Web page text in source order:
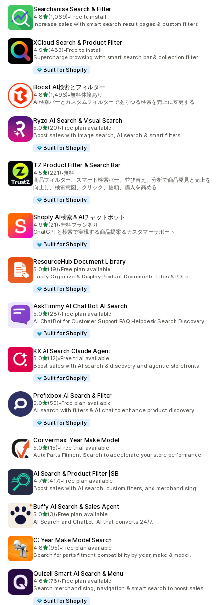
Searchanise Search & Filter
4.85つ星中
(1,069)
合計レビュー数：1069件
•Free to install
Increase sales with smart search result pages & custom filters
XCloud Search & Product Filter
4.95つ星中
(483)
合計レビュー数：483件
•Free to install
Supercharge browsing with smart search bar & collection filter
Built for Shopify
Boost AI検索とフィルター
4.85つ星中
(1,496)
合計レビュー数：1496件
•無料体験あり
AI検索バーとカスタムフィルターであらゆる検索を売上に変更する
Ryzo AI Search & Visual Search
5.05つ星中
(20)
合計レビュー数：20件
•Free plan available
Boost sales with image search, AI search & smart filters
Built for Shopify
TZ Product Filter & Search Bar
4.55つ星中
(221)
合計レビュー数：221件
•無料
商品フィルター、スマート検索バー、並び替え、分析で商品発見と売上を
向上し、検索意図、クリック、信頼、購入を高める
Built for Shopify
Shoply AI検索＆AIチャットボット
4.95つ星中
(21)
合計レビュー数：21件
•無料プランあり
ChatGPTと検索で実現する商品提案＆カスタマーサポート
Built for Shopify
ResourceHub Document Library
5.05つ星中
(19)
合計レビュー数：19件
•Free plan available
Easily Organize & Display Product Documents, Files & PDFs
Built for Shopify
AskTimmy AI Chat Bot AI Search
5.05つ星中
(28)
合計レビュー数：28件
•Free plan available
AI ChatBot for Customer Support FAQ Helpdesk Search Discovery
Built for Shopify
KX AI Search Claude Agent
5.05つ星中
(12)
合計レビュー数：12件
•Free trial available
Boost sales with AI search & discovery and agentic storefronts
Built for Shopify
Prefixbox AI Search & Filter
5.05つ星中
(55)
合計レビュー数：55件
•Free plan available
AI search with filters & AI chat to enhance product discovery
Built for Shopify
Convermax: Year Make Model
5.05つ星中
(15)
合計レビュー数：15件
•Free trial available
Auto Parts Fitment Search to accelerate your store performance
AI Search & Product Filter |SB
4.75つ星中
(417)
合計レビュー数：417件
•Free plan available
Boost sales with AI search, custom filters, and merchandising.
Buffy AI Search & Sales Agent
5.05つ星中
(3)
合計レビュー数：3件
•Free plan available
AI Search and Chatbot. AI that converts 24/7.
C: Year Make Model Search
4.85つ星中
(95)
合計レビュー数：95件
•Free plan available
Search for parts fitment compatibility by year, make & model.
Quizell Smart AI Search & Menu
4.65つ星中
(76)
合計レビュー数：76件
•Free plan available
Search merchandising, navigation & smart search to boost sales
Built for Shopify